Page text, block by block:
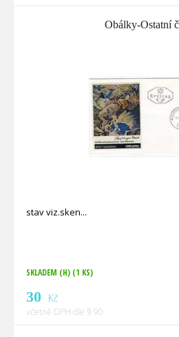
Obálky-Ostatní
stav viz.sken
SKLADEM (H) (1 KS)
30 Kč
včetně DPH dle § 90